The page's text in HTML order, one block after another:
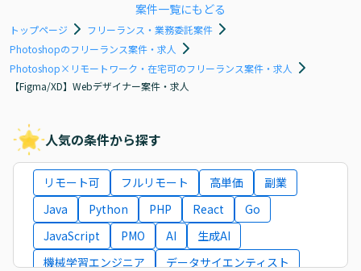
案件一覧にもどる
トップページ
フリーランス・業務委託案件
Photoshopのフリーランス案件・求人
Photoshop×リモートワーク・在宅可のフリーランス案件・求人
【Figma/XD】Webデザイナー案件・求人
人気の条件から探す
リモート可 フルリモート 高単価
副業
Java
Python PHP React
Go
JavaScript
PMO AI
生成AI
機械学習エンジニア
データサイエンティスト